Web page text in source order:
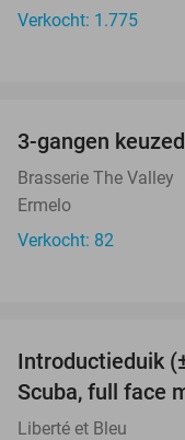
Verkocht: 1.775
3-gangen
Brasserie The Valley
Ermelo
Verkocht: 82
Introductieduik
Scuba, full face
Liberté et Bleu